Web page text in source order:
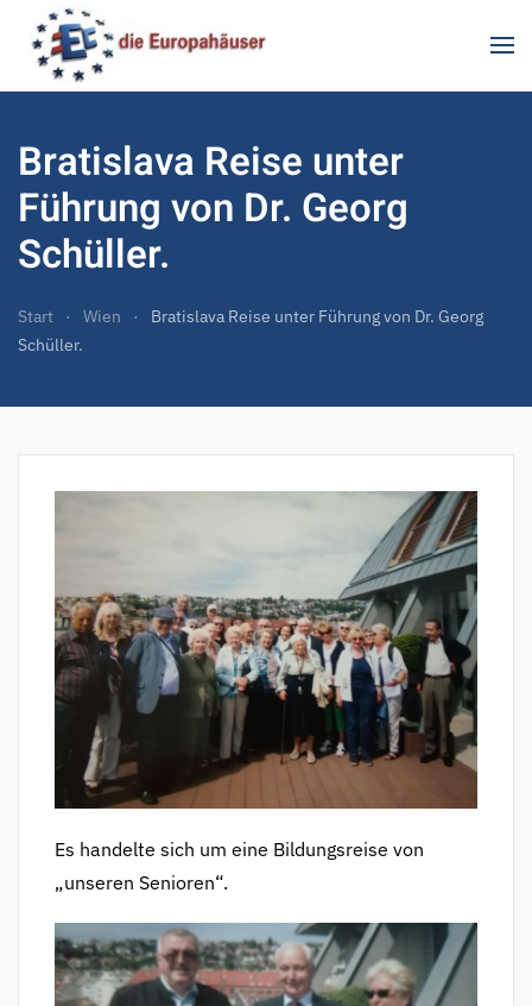
Zum Hauptinhalt springen
Bratislava Reise unter
Führung von Dr. Georg
Schüller.
Start Wien
Bratislava Reise unter Führung von Dr. Georg
Schüller.
Es handelte sich um eine Bildungsreise von
„unseren Senioren“.